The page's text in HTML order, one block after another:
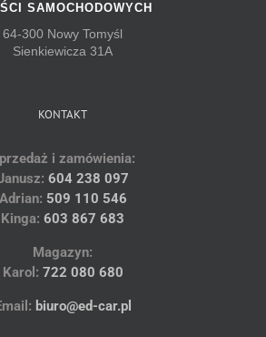
SAMOCHODOWYCH
64-300 Nowy Tomyśl
Sienkiewicza 31A
KONTAKT
i zamówienia:
604 238 097
Adrian: 509 110 546
Kinga: 603 867 683
Magazyn:
Karol: 722 080 680
biuro@ed-car.pl